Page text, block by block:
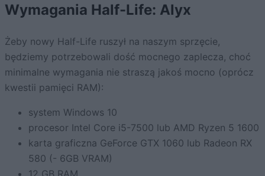
Wymagania Half-Life: Alyx
Żeby nowy Half-Life ruszył na naszym sprzęcie,
będziemy potrzebowali dość mocnego zaplecza, choć
minimalne wymagania nie straszą jakoś mocno (oprócz
kwestii pamięci RAM):
system Windows 10
procesor Intel Core i5-7500 lub AMD Ryzen 5 1600
karta graficzna GeForce GTX 1060 lub Radeon RX
580 (- 6GB VRAM)
12 GB RAM